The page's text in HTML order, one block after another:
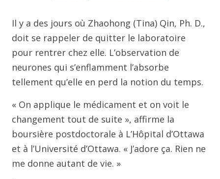
Il y a des jours où Zhaohong (Tina) Qin, Ph. D.,
doit se rappeler de quitter le laboratoire
pour rentrer chez elle. L’observation de
neurones qui s’enflamment l’absorbe
tellement qu’elle en perd la notion du temps.
« On applique le médicament et on voit le
changement tout de suite », affirme la
boursière postdoctorale à L’Hôpital d’Ottawa
et à l’Université d’Ottawa. « J’adore ça. Rien ne
me donne autant de vie. »